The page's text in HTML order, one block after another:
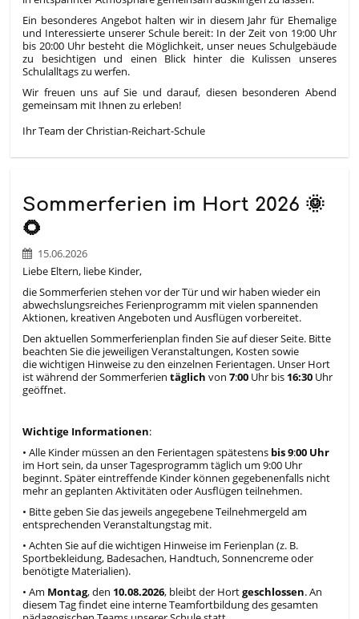
Ein besonderes Angebot halten wir in diesem Jahr für Ehemalige
und Interessierte unserer Schule bereit: In der Zeit von 19:00 Uhr
bis 20:00 Uhr besteht die Möglichkeit, unser neues Schulgebäude
zu besichtigen und einen Blick hinter die Kulissen unseres
Schulalltags zu werfen.
Wir freuen uns auf Sie und darauf, diesen besonderen Abend
gemeinsam mit Ihnen zu erleben!
Ihr Team der Christian-Reichart-Schule
Sommerferien im Hort 2026 🌞
🌻
15.06.2026
Liebe Eltern, liebe Kinder,
die Sommerferien stehen vor der Tür und wir haben wieder ein
abwechslungsreiches Ferienprogramm mit vielen spannenden
Aktionen, kreativen Angeboten und Ausflügen vorbereitet.
Den aktuellen Sommerferienplan finden Sie auf dieser Seite. Bitte
beachten Sie die jeweiligen Veranstaltungen, Kosten sowie
die wichtigen Hinweise zu den einzelnen Ferientagen. Unser Hort
ist während der Sommerferientäglich von7:00 Uhr bis 16:30 Uhr
geöffnet.
Wichtige Informationen:
• Alle Kinder müssen an den Ferientagen spätestens bis9:00 Uhr
im Hort sein, da unser Tagesprogramm täglich um 9:00 Uhr
beginnt. Später eintreffende Kinder können gegebenenfalls nicht
mehr an geplanten Aktivitäten oder Ausflügen teilnehmen.
• Bitte geben Sie das jeweils angegebene Teilnehmergeld am
entsprechenden Veranstaltungstag mit.
• Achten Sie auf die wichtigen Hinweise im Ferienplan (z. B.
Sportbekleidung, Badesachen, Handtuch, Sonnencreme oder
benötigte Materialien).
• Am Montag, den 10.08.2026, bleibt der Hortgeschlossen. An
diesem Tag findet eine interne Teamfortbildung des gesamten